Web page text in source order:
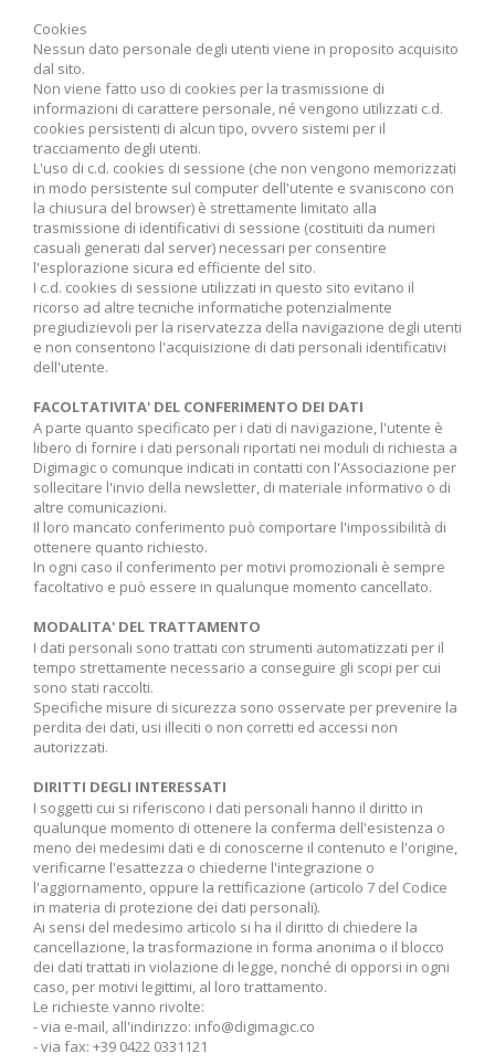
Cookies
Nessun dato personale degli utenti viene in proposito acquisito
dal sito.
Non viene fatto uso di cookies per la trasmissione di
informazioni di carattere personale, né vengono utilizzati c.d.
cookies persistenti di alcun tipo, ovvero sistemi per il
tracciamento degli utenti.
L'uso di c.d. cookies di sessione (che non vengono memorizzati
in modo persistente sul computer dell'utente e svaniscono con
la chiusura del browser) è strettamente limitato alla
trasmissione di identificativi di sessione (costituiti da numeri
casuali generati dal server) necessari per consentire
l'esplorazione sicura ed efficiente del sito.
I c.d. cookies di sessione utilizzati in questo sito evitano il
ricorso ad altre tecniche informatiche potenzialmente
pregiudizievoli per la riservatezza della navigazione degli utenti
e non consentono l'acquisizione di dati personali identificativi
dell'utente.
FACOLTATIVITA' DEL CONFERIMENTO DEI DATI
A parte quanto specificato per i dati di navigazione, l'utente è
libero di fornire i dati personali riportati nei moduli di richiesta a
Digimagic o comunque indicati in contatti con l'Associazione per
sollecitare l'invio della newsletter, di materiale informativo o di
altre comunicazioni.
Il loro mancato conferimento può comportare l'impossibilità di
ottenere quanto richiesto.
In ogni caso il conferimento per motivi promozionali è sempre
facoltativo e può essere in qualunque momento cancellato.
MODALITA' DEL TRATTAMENTO
I dati personali sono trattati con strumenti automatizzati per il
tempo strettamente necessario a conseguire gli scopi per cui
sono stati raccolti.
Specifiche misure di sicurezza sono osservate per prevenire la
perdita dei dati, usi illeciti o non corretti ed accessi non
autorizzati.
DIRITTI DEGLI INTERESSATI
I soggetti cui si riferiscono i dati personali hanno il diritto in
qualunque momento di ottenere la conferma dell'esistenza o
meno dei medesimi dati e di conoscerne il contenuto e l'origine,
verificarne l'esattezza o chiederne l'integrazione o
l'aggiornamento, oppure la rettificazione (articolo 7 del Codice
in materia di protezione dei dati personali).
Ai sensi del medesimo articolo si ha il diritto di chiedere la
cancellazione, la trasformazione in forma anonima o il blocco
dei dati trattati in violazione di legge, nonché di opporsi in ogni
caso, per motivi legittimi, al loro trattamento.
Le richieste vanno rivolte:
- via e-mail, all'indirizzo: info@digimagic.co
- via fax: +39 0422 0331121